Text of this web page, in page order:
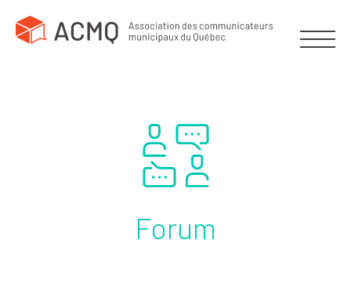
Forum